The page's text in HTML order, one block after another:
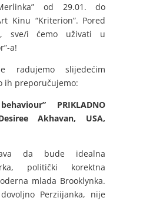
od 29.01. do
Kinu “Kriterion”. Pored
sve/i ćemo uživati u
a!
radujemo slijedećim
ih preporučujemo:
PRIKLADNO
Akhavan, USA,
da bude idealna
politički korektna
mlada Brooklynka.
Perziijanka, nije